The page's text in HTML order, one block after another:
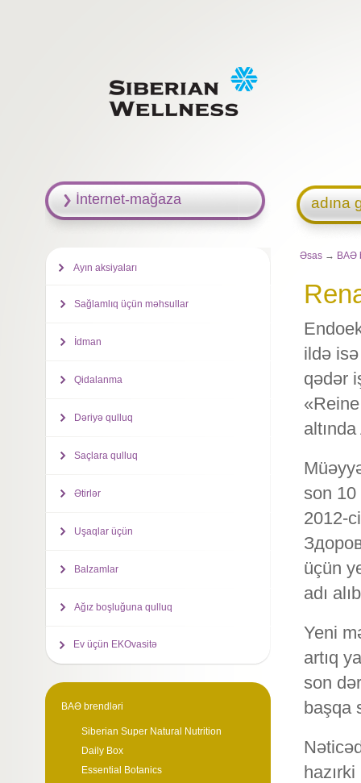
adına
Əsas → BAƏ
ildə
qədər
son 10
2012-
üçün
adı
Yeni
artıq
son
başqa
İnternet-mağaza
Ayın aksiyaları
Sağlamlıq üçün məhsullar
İdman
Qidalanma
Dəriyə qulluq
Saçlara qulluq
Ətirlər
Uşaqlar üçün
Balzamlar
Ağız boşluğuna qulluq
Ev üçün EKOvasitə
BAƏ brendləri
Siberian Super Natural Nutrition
Daily Box
Essential Botanics